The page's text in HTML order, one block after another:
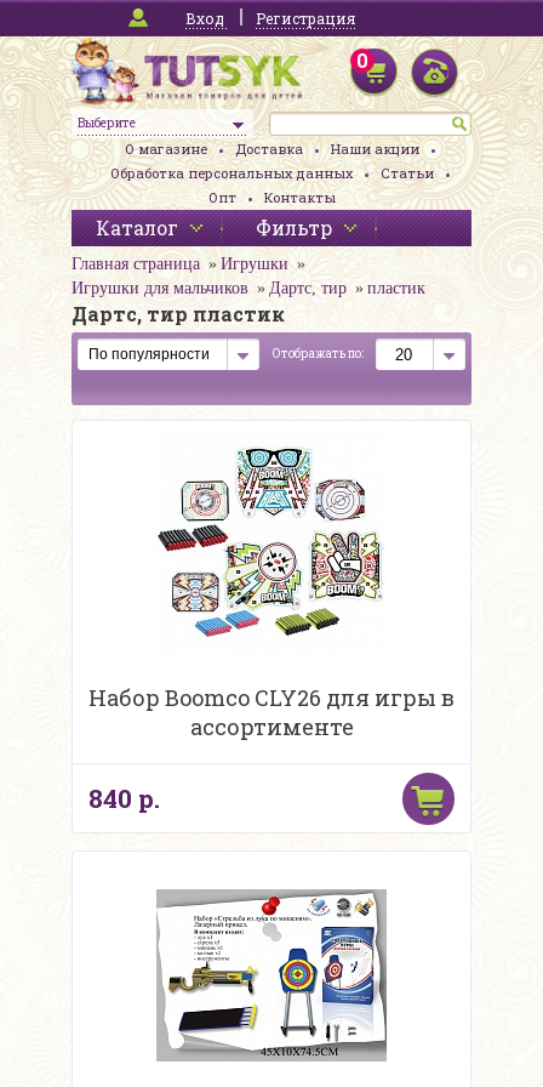
Вход Регистрация
Выберите
0
О магазине Доставка
Наши акции
Обработка персональных данных
Статьи
Опт
Контакты
Каталог Фильтр
Главная страница
Игрушки
Игрушки для мальчиков
Дартс, тир пластик
Дартс, тир пластик
Отображать по:
Набор Boomco CLY26 для игры в
ассортименте
840 р.